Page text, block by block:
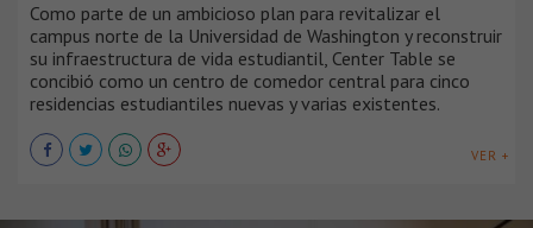
Como parte de un ambicioso plan para revitalizar el
campus norte de la Universidad de Washington y reconstruir
su infraestructura de vida estudiantil, Center Table se
concibió como un centro de comedor central para cinco
residencias estudiantiles nuevas y varias existentes.
VER +